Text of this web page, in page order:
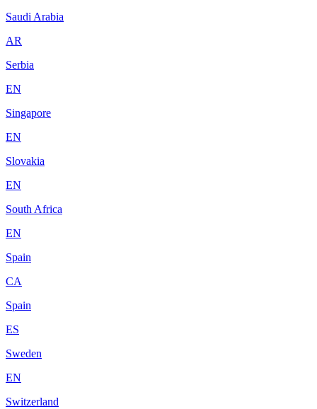
Saudi Arabia
AR
Serbia
EN
Singapore
EN
Slovakia
EN
South Africa
EN
Spain
CA
Spain
ES
Sweden
EN
Switzerland